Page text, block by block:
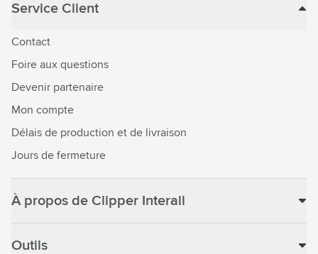
Service Client
Contact
Foire aux questions
Devenir partenaire
Mon compte
Délais de production et de livraison
Jours de fermeture
À propos de Clipper Interall
Outils